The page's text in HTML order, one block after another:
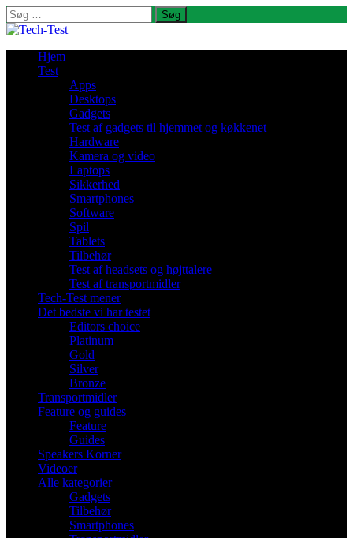
Søg
efter:
Hjem
Test
Apps
Desktops
Gadgets
Test af gadgets til hjemmet og køkkenet
Hardware
Kamera og video
Laptops
Sikkerhed
Smartphones
Software
Spil
Tablets
Tilbehør
Test af headsets og højttalere
Test af transportmidler
Tech-Test mener
Det bedste vi har testet
Editors choice
Platinum
Gold
Silver
Bronze
Transportmidler
Feature og guides
Feature
Guides
Speakers Korner
Videoer
Alle kategorier
Gadgets
Tilbehør
Smartphones